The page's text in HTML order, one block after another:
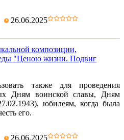
26.06.2025
композиции,
"Ценою жизни. Подвиг
также для проведения
Дням воинской славы, Дням
юбилеям, когда была
его.
26.06.2025